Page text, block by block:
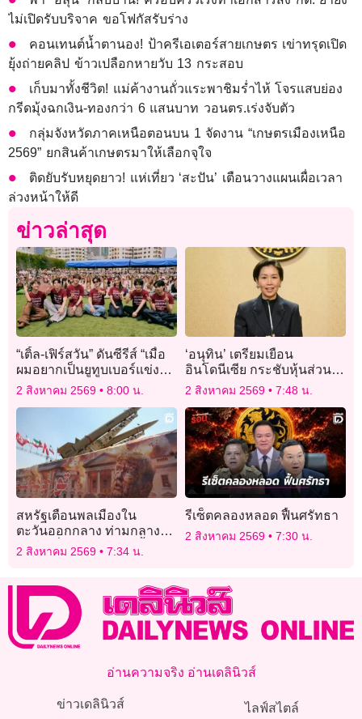
ไม่เปิดรับบริจาค ขอโฟกัสรับร่าง
คอนเทนต์น้ำตานอง! ป้าครีเอเตอร์สายเกษตร เข่าทรุดเปิด
ยุ้งถ่ายคลิป ข้าวเปลือกหายวับ 13 กระสอบ
เก็บมาทั้งชีวิต! แม่ค้างานถั่วแระพาชิมร่ำไห้ โจรแสบย่อง
กรีดมุ้งฉกเงิน-ทองกว่า 6 แสนบาท วอนตร.เร่งจับตัว
กลุ่มจังหวัดภาคเหนือตอนบน 1 จัดงาน “เกษตรเมืองเหนือ
2569” ยกสินค้าเกษตรมาให้เลือกจุใจ
ติดยับรับหยุดยาว! แห่เที่ยว ‘สะปัน’ เตือนวางแผนเผื่อเวลา
ล่วงหน้าให้ดี
ข่าวล่าสุด
“เติ้ล-เฟิร์สวัน” ดันซีรีส์ “เมื่อ
ผมอยากเป็นยูทูบเบอร์แข่งกับ
แฟนเก่า You(r)tuber Series”
2 สิงหาคม 2569 8:00 น.
‘อนุทิน’ เตรียมเยือน
อินโดนีเซีย กระชับหุ้นส่วน
ยุทธศาสตร์ไทย-อินโดฯ มุ่ง
2 สิงหาคม 2569 7:48 น.
สหรัฐเตือนพลเมืองใน
ตะวันออกกลาง ท่ามกลาง
ความเสี่ยงการโจมตีครั้งใหม่
2 สิงหาคม 2569 7:34 น.
รีเซ็ตคลองหลอด ฟื้นศรัทธา
2 สิงหาคม 2569 7:30 น.
อ่านความจริง อ่านเดลินิวส์
ข่าวเดลินิวส์ ไลฟ์สไตล์